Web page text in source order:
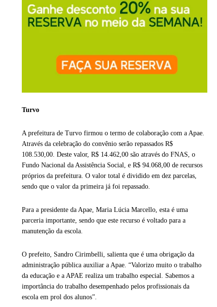
Turvo
A prefeitura de Turvo firmou o termo de colaboração com a Apae.
Através da celebração do convênio serão repassados R$
108.530,00. Deste valor, R$ 14.462,00 são através do FNAS, o
Fundo Nacional da Assistência Social, e R$ 94.068,00 de recursos
próprios da prefeitura. O valor total é dividido em dez parcelas,
sendo que o valor da primeira já foi repassado.
Para a presidente da Apae, Maria Lúcia Marcello, esta é uma
parceria importante, sendo que este recurso é voltado para a
manutenção da escola.
O prefeito, Sandro Cirimbelli, salienta que é uma obrigação da
administração pública auxiliar a Apae. “Valorizo muito o trabalho
da educação e a APAE realiza um trabalho especial. Sabemos a
importância do trabalho desempenhado pelos profissionais da
escola em prol dos alunos”.